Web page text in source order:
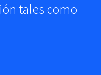
tales como